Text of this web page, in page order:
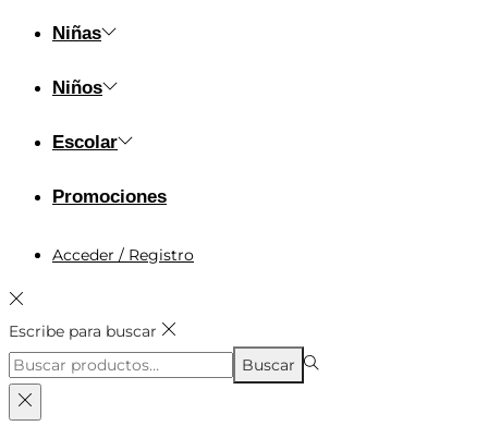
Niñas
Niños
Escolar
Promociones
Acceder / Registro
Escribe para buscar
Búsqueda
para:>
Buscar